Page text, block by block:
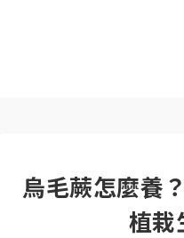
烏毛蕨怎麼養
植栽